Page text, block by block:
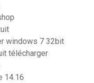
windows 7 32bit
télécharger
14.16